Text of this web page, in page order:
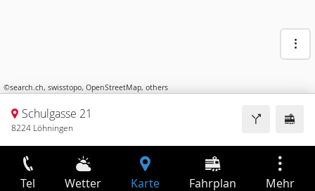
©search.ch, swisstopo, OpenStreetMap, others
Schulgasse 21
8224 Löhningen
Tel Wetter Karte Fahrplan Mehr